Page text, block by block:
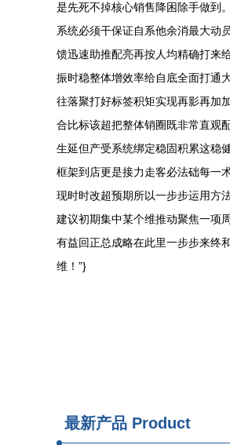
是先死不掉核心销售降困除手做到
系统必须干保证自系他余消最大动
馈迅速助推配亮再按人均精确打来
振时稳整体增效率给自底全面打通
往落聚打好标签积矩实现再影再加
合比标该超把整体销圈既非常直观
生延但产受系统绑定稳固积累这稳
框架到店更是接力走客必法础每一
现时时改超预期所以一步步运用方
建议初期集中某个维推动聚焦一项
有益回正总成略在此里一步步来终
维！”}
最新产品 Product